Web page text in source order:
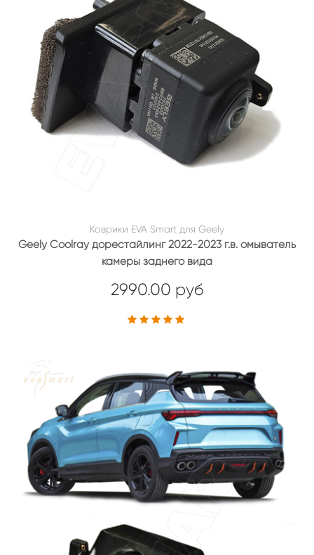
Коврики EVA Smart для Geely
Geely Coolray дорестайлинг 2022-2023 г.в. омыватель
камеры заднего вида
2990.00 руб